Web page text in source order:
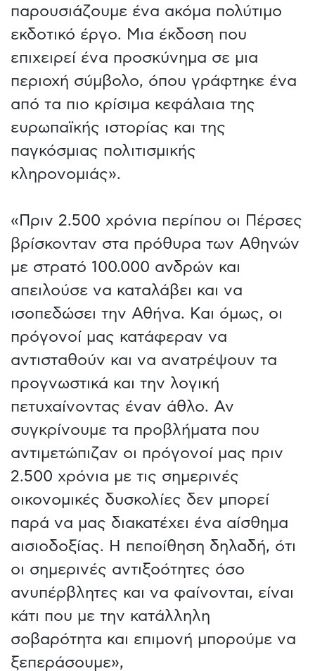
παρουσιάζουμε ένα ακόμα πολύτιμο
εκδοτικό έργο. Μια έκδοση που
επιχειρεί ένα προσκύνημα σε μια
περιοχή σύμβολο, όπου γράφτηκε ένα
από τα πιο κρίσιμα κεφάλαια της
ευρωπαϊκής ιστορίας και της
παγκόσμιας πολιτισμικής
κληρονομιάς».
«Πριν 2.500 χρόνια περίπου οι Πέρσες
βρίσκονταν στα πρόθυρα των Αθηνών
με στρατό 100.000 ανδρών και
απειλούσε να καταλάβει και να
ισοπεδώσει την Αθήνα. Και όμως, οι
πρόγονοί μας κατάφεραν να
αντισταθούν και να ανατρέψουν τα
προγνωστικά και την λογική
πετυχαίνοντας έναν άθλο. Αν
συγκρίνουμε τα προβλήματα που
αντιμετώπιζαν οι πρόγονοί μας πριν
2.500 χρόνια με τις σημερινές
οικονομικές δυσκολίες δεν μπορεί
παρά να μας διακατέχει ένα αίσθημα
αισιοδοξίας. Η πεποίθηση δηλαδή, ότι
οι σημερινές αντιξοότητες όσο
ανυπέρβλητες και να φαίνονται, είναι
κάτι που με την κατάλληλη
σοβαρότητα και επιμονή μπορούμε να
ξεπεράσουμε»,